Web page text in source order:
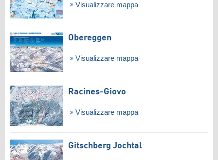
Visualizzare mappa
Obereggen
Visualizzare mappa
Racines-Giovo
Visualizzare mappa
Gitschberg Jochtal